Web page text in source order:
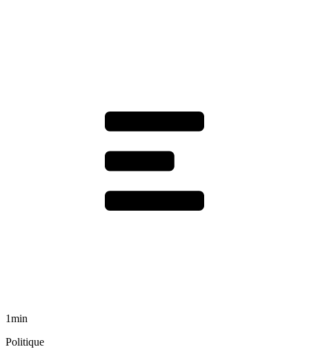
1min
Politique